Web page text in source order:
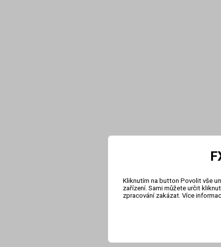
Kliknutím na button Povolit vše
zařízení. Sami můžete určit
zpracování zakázat. Více